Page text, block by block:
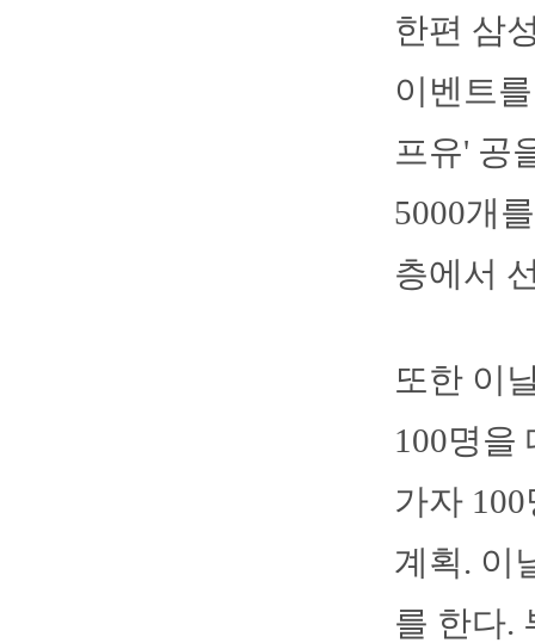
한편 삼
이벤트
프유' 공
5000개
층에서
또한 이
100명을
가자
계획. 이
를 한다.